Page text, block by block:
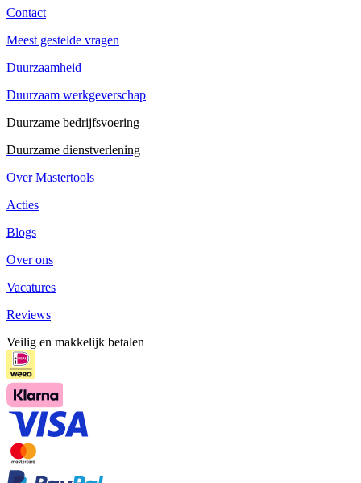
Contact
Meest gestelde vragen
Duurzaamheid
Duurzaam werkgeverschap
Duurzame bedrijfsvoering
Duurzame dienstverlening
Over Mastertools
Acties
Blogs
Over ons
Vacatures
Reviews
Veilig en makkelijk betalen